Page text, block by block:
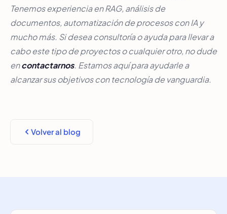
Tenemos experiencia en RAG, análisis de
documentos, automatización de procesos con IA y
mucho más. Si desea consultoría o ayuda para llevar a
cabo este tipo de proyectos o cualquier otro, no dude
encontactarnos. Estamos aquí para ayudarle a
alcanzar sus objetivos con tecnología de vanguardia.
Volver al blog